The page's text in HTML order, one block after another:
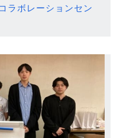
ラボレーションセン